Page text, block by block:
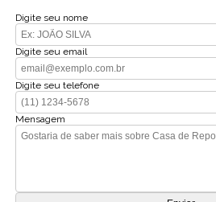
Digite seu nome
Digite seu email
Digite seu telefone
Mensagem